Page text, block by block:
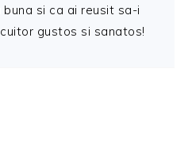
si ca ai reusit sa-i
gustos si sanatos!